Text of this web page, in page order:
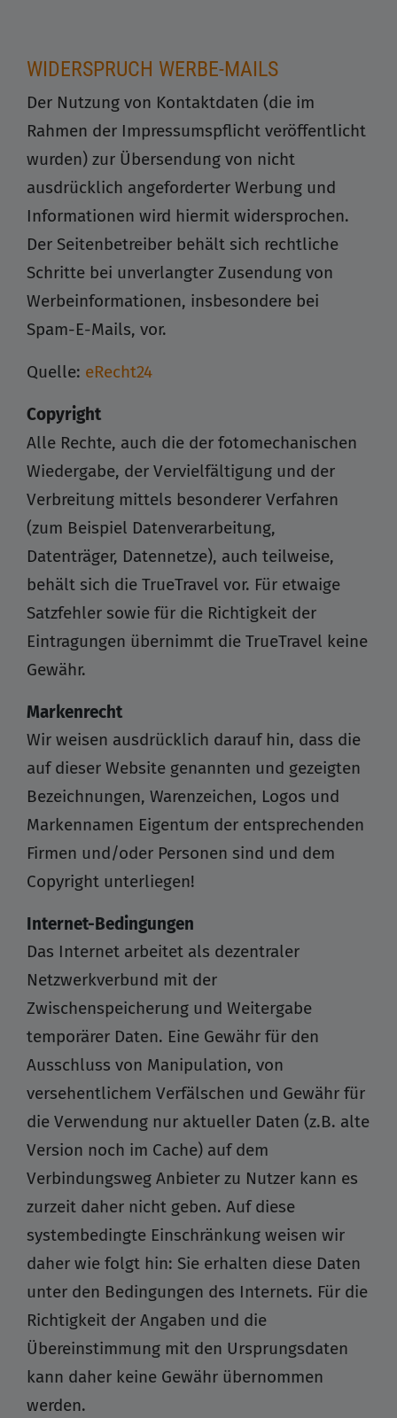
WIDERSPRUCH WERBE-MAILS
Der Nutzung von Kontaktdaten (die im
Rahmen der Impressumspflicht veröffentlicht
wurden) zur Übersendung von nicht
ausdrücklich angeforderter Werbung und
Informationen wird hiermit widersprochen.
Der Seitenbetreiber behält sich rechtliche
Schritte bei unverlangter Zusendung von
Werbeinformationen, insbesondere bei
Spam-E-Mails, vor.
Quelle: eRecht24
Copyright
Alle Rechte, auch die der fotomechanischen
Wiedergabe, der Vervielfältigung und der
Verbreitung mittels besonderer Verfahren
(zum Beispiel Datenverarbeitung,
Datenträger, Datennetze), auch teilweise,
behält sich die TrueTravel vor. Für etwaige
Satzfehler sowie für die Richtigkeit der
Eintragungen übernimmt die TrueTravel keine
Gewähr.
Markenrecht
Wir weisen ausdrücklich darauf hin, dass die
auf dieser Website genannten und gezeigten
Bezeichnungen, Warenzeichen, Logos und
Markennamen Eigentum der entsprechenden
Firmen und/oder Personen sind und dem
Copyright unterliegen!
Internet-Bedingungen
Das Internet arbeitet als dezentraler
Netzwerkverbund mit der
Zwischenspeicherung und Weitergabe
temporärer Daten. Eine Gewähr für den
Ausschluss von Manipulation, von
versehentlichem Verfälschen und Gewähr für
die Verwendung nur aktueller Daten (z.B. alte
Version noch im Cache) auf dem
Verbindungsweg Anbieter zu Nutzer kann es
zurzeit daher nicht geben. Auf diese
systembedingte Einschränkung weisen wir
daher wie folgt hin: Sie erhalten diese Daten
unter den Bedingungen des Internets. Für die
Richtigkeit der Angaben und die
Übereinstimmung mit den Ursprungsdaten
kann daher keine Gewähr übernommen
werden.